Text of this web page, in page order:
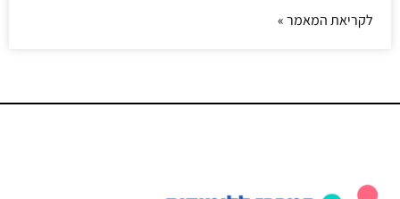
לקריאת המאמר »